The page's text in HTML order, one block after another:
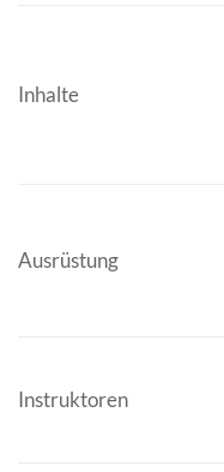
Inhalte
Ausrüstung
Instruktoren